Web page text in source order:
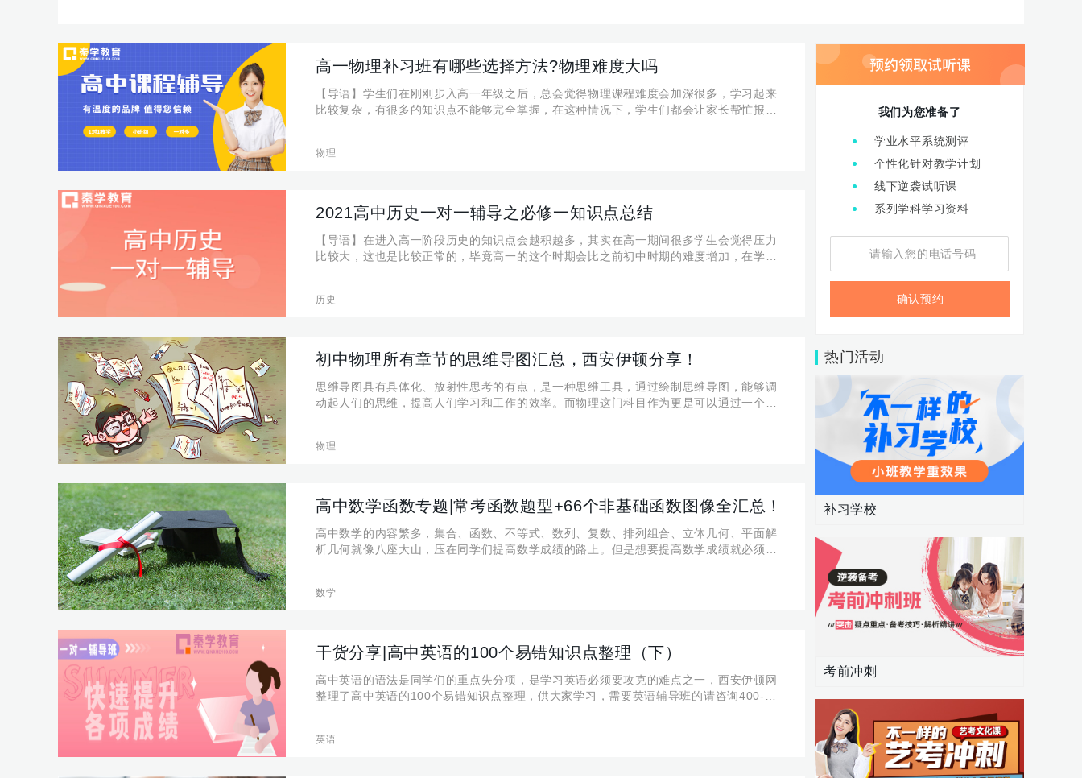
高一物理补习班有哪些选择方法?物理难度大吗
【导语】学生们在刚刚步入高一年级之后，总会觉得物理课程难度会加深很多，学习起来
比较复杂，有很多的知识点不能够完全掌握，在这种情况下，学生们都会让家长帮忙报补
物理
2021高中历史一对一辅导之必修一知识点总结
【导语】在进入高一阶段历史的知识点会越积越多，其实在高一期间很多学生会觉得压力
比较大，这也是比较正常的，毕竟高一的这个时期会比之前初中时期的难度增加，在学习
历史
初中物理所有章节的思维导图汇总，西安伊顿分享！
思维导图具有具体化、放射性思考的有点，是一种思维工具，通过绘制思维导图，能够调
动起人们的思维，提高人们学习和工作的效率。而物理这门科目作为更是可以通过一个清
物理
高中数学函数专题|常考函数题型+66个非基础函数图像全汇总！
高中数学的内容繁多，集合、函数、不等式、数列、复数、排列组合、立体几何、平面解
析几何就像八座大山，压在同学们提高数学成绩的路上。但是想要提高数学成绩就必须要
数学
干货分享|高中英语的100个易错知识点整理（下）
高中英语的语法是同学们的重点失分项，是学习英语必须要攻克的难点之一，西安伊顿网
整理了高中英语的100个易错知识点整理，供大家学习，需要英语辅导班的请咨询400-
英语
我们为您准备了
学业水平系统测评
个性化针对教学计划
线下逆袭试听课
系列学科学习资料
确认预约
热门活动
补习学校
考前冲刺